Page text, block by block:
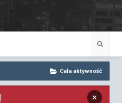
Cała aktywność
×